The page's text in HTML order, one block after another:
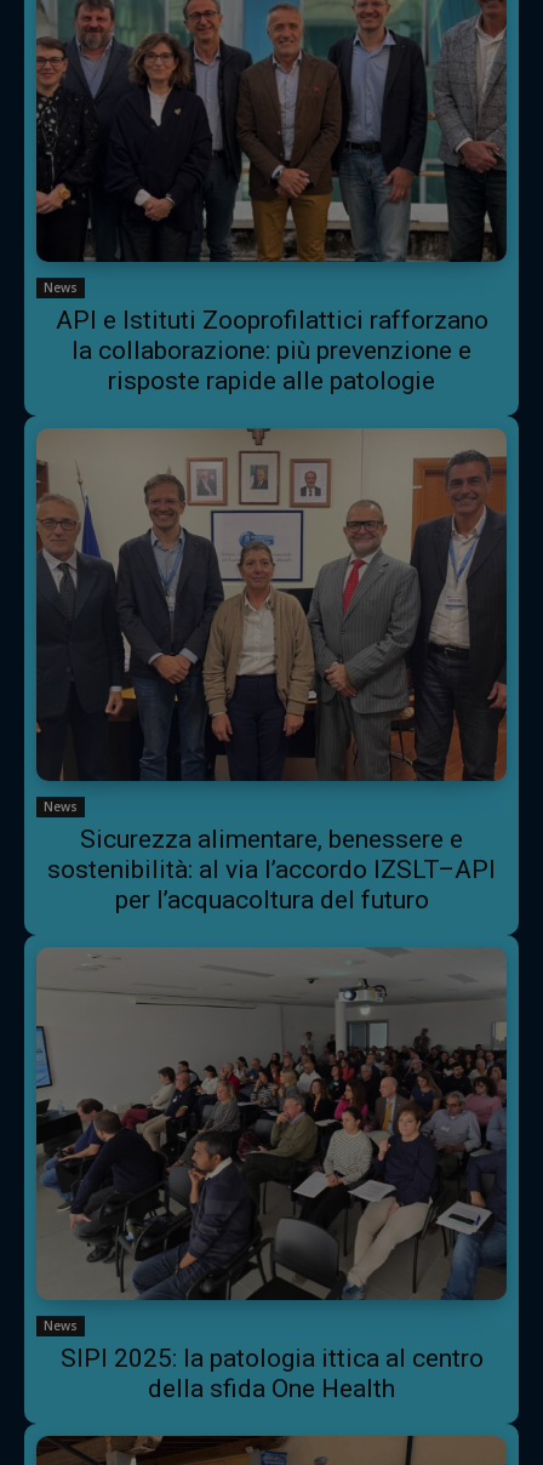
News
API e Istituti Zooprofilattici rafforzano
la collaborazione: più prevenzione e
risposte rapide alle patologie
News
Sicurezza alimentare, benessere e
sostenibilità: al via l’accordo IZSLT–API
per l’acquacoltura del futuro
News
SIPI 2025: la patologia ittica al centro
della sfida One Health